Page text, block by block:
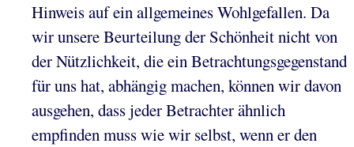
Hinweis auf ein allgemeines Wohlgefallen. Da
wir unsere Beurteilung der Schönheit nicht von
der Nützlichkeit, die ein Betrachtungsgegenstand
für uns hat, abhängig machen, können wir davon
ausgehen, dass jeder Betrachter ähnlich
empfinden muss wie wir selbst, wenn er den